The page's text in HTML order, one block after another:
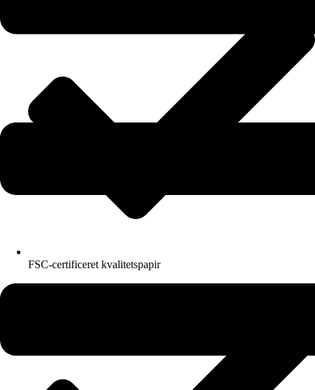
FSC-certificeret kvalitetspapir